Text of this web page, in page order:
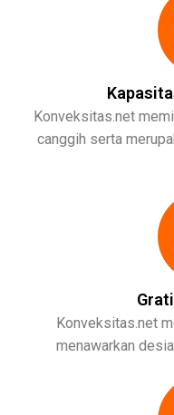
Konveksitas.net
canggih serta
Konveksitas.net
menawarkan